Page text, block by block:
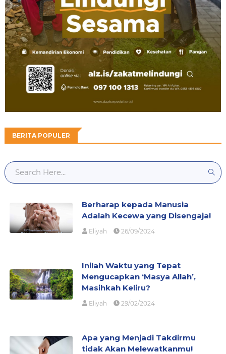
BERITA POPULER
Berharap kepada Manusia
Adalah Kecewa yang Disengaja!
Eliyah 26/09/2024
Inilah Waktu yang Tepat
Mengucapkan ‘Masya Allah’,
Masihkah Keliru?
Eliyah 29/02/2024
Apa yang Menjadi Takdirmu
tidak Akan Melewatkanmu!